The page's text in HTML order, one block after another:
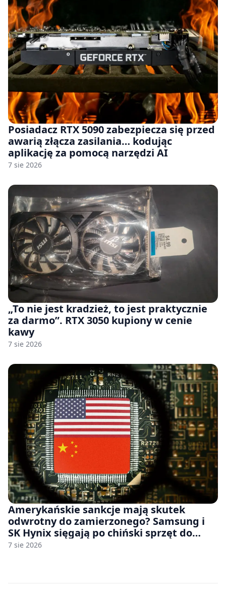
Posiadacz RTX 5090 zabezpiecza się przed
awarią złącza zasilania… kodując
aplikację za pomocą narzędzi AI
7 sie 2026
„To nie jest kradzież, to jest praktycznie
za darmo”. RTX 3050 kupiony w cenie
kawy
7 sie 2026
Amerykańskie sankcje mają skutek
odwrotny do zamierzonego? Samsung i
SK Hynix sięgają po chiński sprzęt do
fabryk chipów
7 sie 2026